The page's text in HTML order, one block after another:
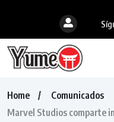
Home
Comunicados
Marvel Studios comparte